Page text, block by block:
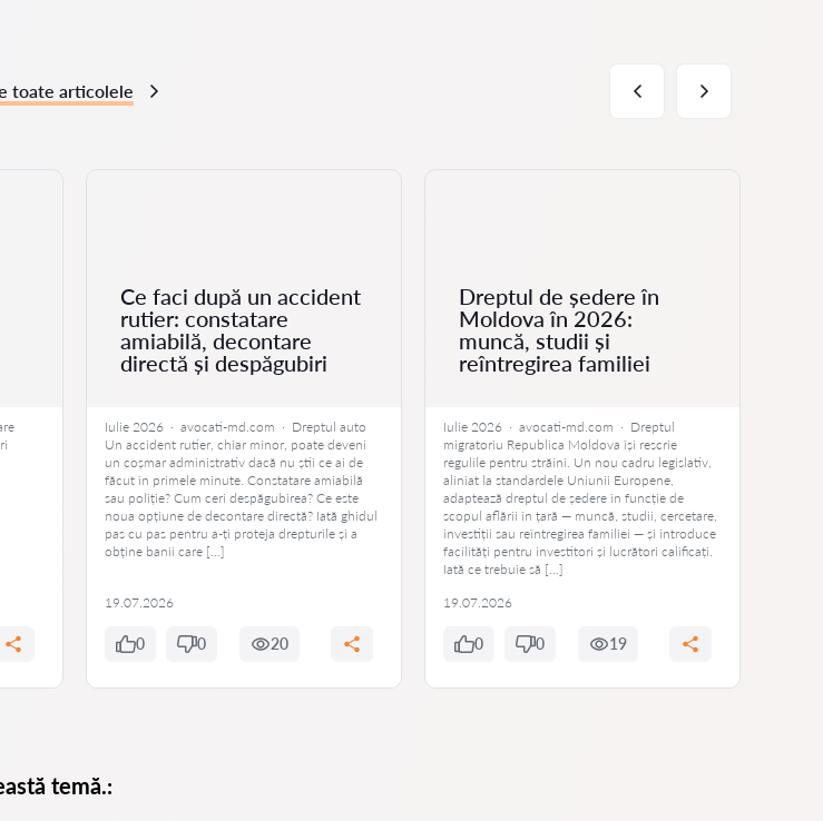
toate articolele
Ce faci după un accident
rutier: constatare
amiabilă, decontare
directă și despăgubiri
Iulie 2026 · avocati-md.com · Dreptul auto
Un accident rutier, chiar minor, poate deveni
un coșmar administrativ dacă nu știi ce ai de
făcut în primele minute. Constatare amiabilă
sau poliție? Cum ceri despăgubirea? Ce este
noua opțiune de decontare directă? Iată ghidul
pas cu pas pentru a-ți proteja drepturile și a
obține banii care […]
19.07.2026
0 0 20
Dreptul de ședere în
Moldova în 2026:
muncă, studii și
reîntregirea familiei
Iulie 2026 · avocati-md.com · Dreptul
migratoriu Republica Moldova își rescrie
regulile pentru străini. Un nou cadru legislativ,
aliniat la standardele Uniunii Europene,
adaptează dreptul de ședere în funcție de
scopul aflării în țară — muncă, studii, cercetare,
investiții sau reîntregirea familiei — și introduce
facilități pentru investitori și lucrători calificați.
Iată ce trebuie să […]
19.07.2026
0 0 19
temă.: